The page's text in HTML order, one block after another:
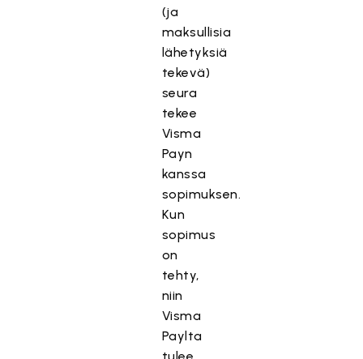
(ja
maksullisia
lähetyksiä
tekevä)
seura
tekee
Visma
Payn
kanssa
sopimuksen.
Kun
sopimus
on
tehty,
niin
Visma
Paylta